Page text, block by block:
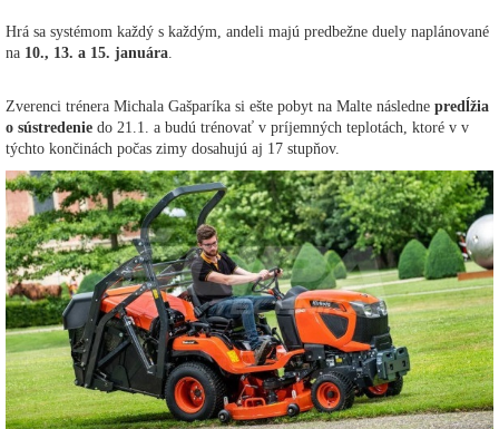
Hrá sa systémom každý s každým, andeli majú predbežne duely naplánované
na 10., 13. a 15. januára.
Zverenci trénera Michala Gašparíka si ešte pobyt na Malte následne predĺžia
o sústredenie do 21.1. a budú trénovať v príjemných teplotách, ktoré v v
týchto končinách počas zimy dosahujú aj 17 stupňov.